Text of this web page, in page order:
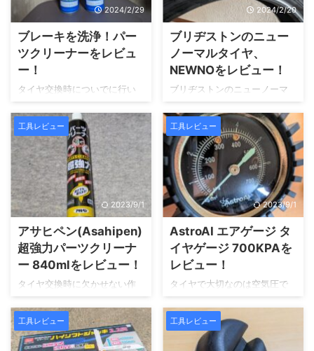
2024/2/29
ブレーキを洗浄！パー
ツクリーナーをレビュ
ー！
タイヤ交換時についでに行い
たい作業がブレーキの洗浄で
す。 ブレーキダストが溜まる
ので、定期的に掃除して欲し
いところです。 今回は、パー
ツクリーナーに迫っていきま
す。
2024/2/20
ブリヂストンのニュー
ノーマルタイヤ、
NEWNOをレビュー！
ブリヂストンのニューノーマ
ルタイヤ、NEWNO（ニュー
ノ）を購入しました。実際の
トレッドパターンや、形など
をレビューしていきます。
工具レビュー
2023/9/1
アサヒペン(Asahipen)
超強力パーツクリーナ
ー 840mlをレビュー！
タイヤ交換時に欠かせない作
業が、ブレーキパットの掃除
です。ブレーキは、何と言っ
ても車の動きを制動する大切
な部分です。今回は、ブレー
工具レビュー
2023/9/1
AstroAI エアゲージ タ
イヤゲージ 700KPAを
レビュー！
タイヤで大切なのは空気圧で
す。適切に入っていないと、
せっかく良いタイヤを履いて
も効果半減、安全に走れませ
んよね。空気圧の測定はホー
工具レビュー 工具レビュー